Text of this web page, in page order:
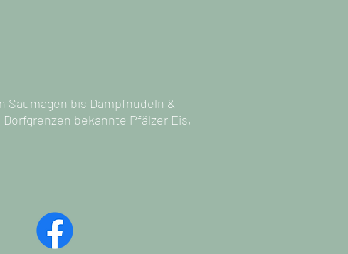
Saumagen bis Dampfnudeln &
bekannte Pfälzer Eis,